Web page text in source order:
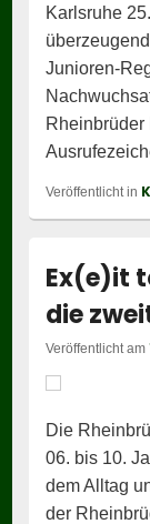
Karlsruhe
Junioren-
Veröffentlicht in
Ex(e)it
die
Veröffentlicht am
Die
06. bis 10.
dem Alltag
der